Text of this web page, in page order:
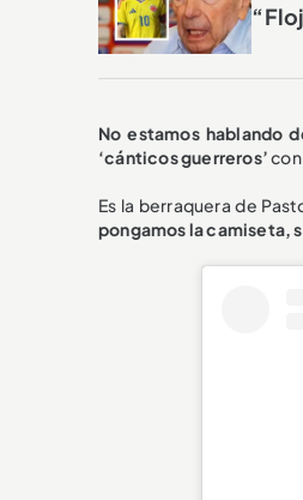
No estamos hablando
‘cánticos guerreros’con
Es la berraquera de
pongamos la camiseta,